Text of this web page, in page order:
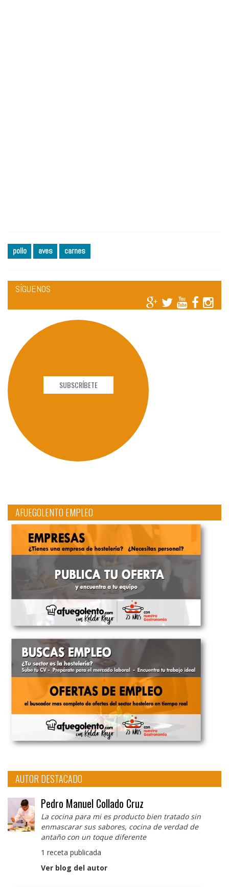
pollo aves carnes
SÍGUENOS
SUBSCRÍBETE
AFUEGOLENTO EMPLEO
AUTOR DESTACADO
Pedro Manuel Collado Cruz
La cocina para mi es producto bien tratado sin
enmascarar sus sabores, cocina de verdad de
antaño con un toque diferente
1 receta publicada
Ver blog del autor